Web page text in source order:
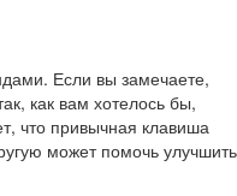
Если вы замечаете,
как вам хотелось бы,
что привычная клавиша
может помочь улучшить